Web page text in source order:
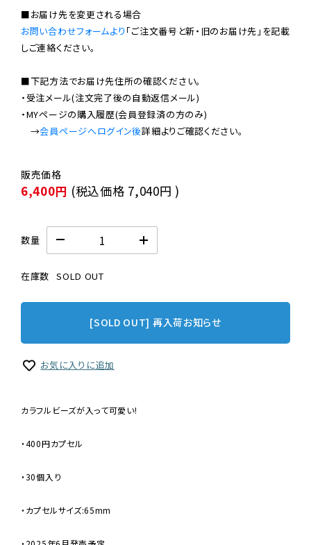
お問い合わせフォームより 「ご注文番号と新・旧のお届け先」を記載
しご連絡ください。
■下記方法でお届け先住所の確認ください。
・受注メール(注文完了後の自動返信メール)
・MYページの購入履歴(会員登録済の方のみ)
→会員ページへログイン後
6,400円 (税込価格 7,040円 )
数量
在庫数 SOLD OUT
[SOLD OUT] 再入荷お知らせ
お気に入りに追加
カラフルビーズが入って可愛い!
・400円カプセル
・30個入り
・カプセルサイズ:65mm